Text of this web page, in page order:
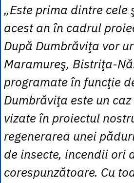
„Este prima dintre cele
acest an în cadrul
După Dumbrăviţa vor
Maramureş, Bistriţa-
programate în funcţie
Dumbrăviţa este un
vizate în proiectul
regenerarea unei
de insecte, incendii ori
corespunzătoare. Cu